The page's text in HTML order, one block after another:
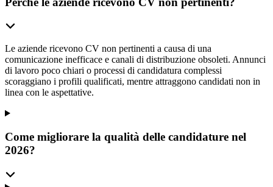
Le aziende ricevono CV non pertinenti a causa di una
comunicazione inefficace e canali di distribuzione obsoleti. Annunci
di lavoro poco chiari o processi di candidatura complessi
scoraggiano i profili qualificati, mentre attraggono candidati non in
linea con le aspettative.
Come migliorare la qualità delle candidature nel
2026?